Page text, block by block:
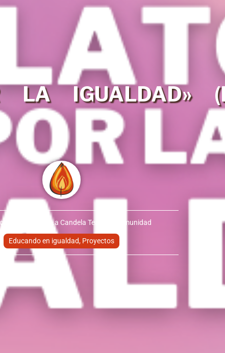
LA IGUALDAD»
2020. La Candela Teatro y Comunidad
Educando en igualdad, Proyectos